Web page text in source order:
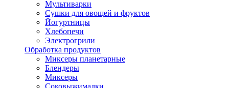
Мультиварки
Сушки для овощей и фруктов
Йогуртницы
Хлебопечи
Электрогрили
Обработка продуктов
Миксеры планетарные
Блендеры
Миксеры
Соковыжималки